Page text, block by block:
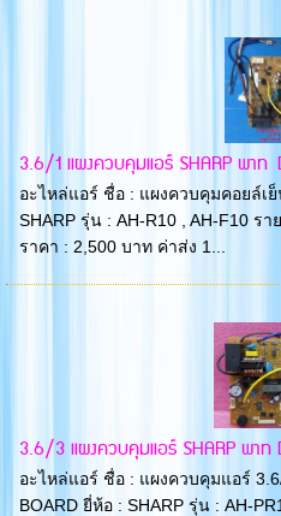
3.6/1 แผงควบคุมแอร์ SHARP พาท
อะไหล่แอร์ ชื่อ : แผงควบคุมคอยล์เ
SHARP รุ่น : AH-R10 , AH-F10 ร
ราคา : 2,500 บาท ค่าส่ง 1...
3.6/3 แผงควบคุมแอร์ SHARP พาท
อะไหล่แอร์ ชื่อ : แผงควบคุมแอร์
BOARD ยี่ห้อ : SHARP รุ่น : AH-